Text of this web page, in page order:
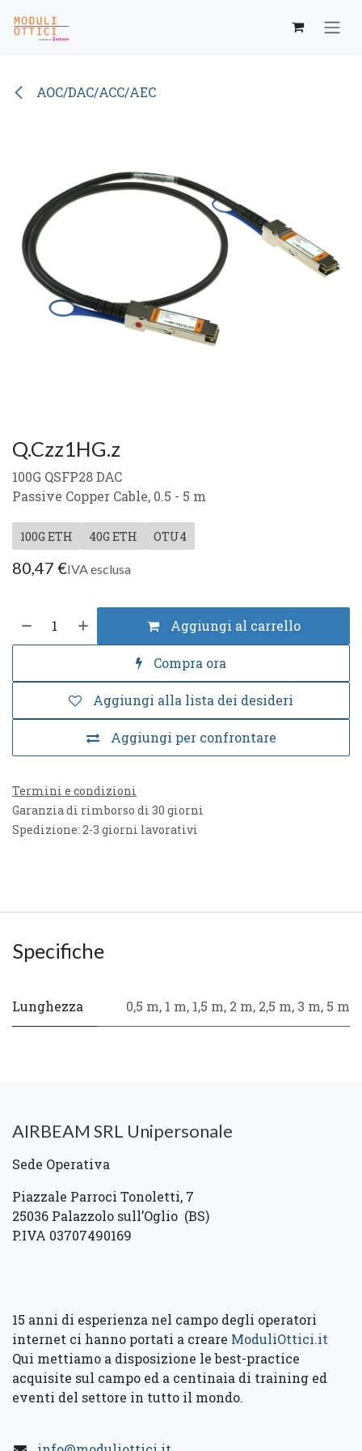
AOC/DAC/ACC/AEC
Q.Czz1HG.z
100G QSFP28 DAC
Passive Copper Cable, 0.5 - 5 m
100G ETH 40G ETH OTU4
80,47 €IVA esclusa
Aggiungi al carrello
Compra ora
Aggiungi per confrontare
Aggiungi alla lista dei desideri
Termini e condizioni
Garanzia di rimborso di 30 giorni
Spedizione: 2-3 giorni lavorativi
Specifiche
Lunghezza 0,5 m, 1 m, 1,5 m, 2 m, 2,5 m, 3 m, 5 m
AIRBEAM SRL Unipersonale
Sede Operativa
Piazzale Parroci Tonoletti, 7
25036 Palazzolo sull’Oglio (BS)
P.IVA 03707490169
15 anni di esperienza nel campo degli operatori
internet ci hanno portati a creare ModuliOttici.it
Qui mettiamo a disposizione le best-practice
acquisite sul campo ed a centinaia di training ed
eventi del settore in tutto il mondo.